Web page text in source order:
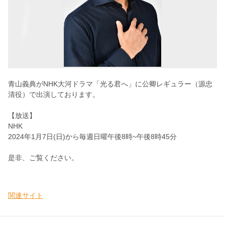
青山義典がNHK大河ドラマ「光る君へ」に公卿レギュラー（源忠
清役）で出演しております。
【放送】
NHK
2024年1月7日(日)から毎週日曜午後8時~午後8時45分
是非、ご覧ください。
関連サイト